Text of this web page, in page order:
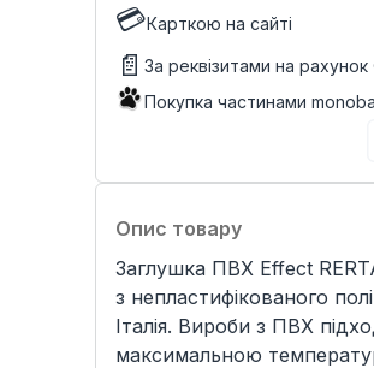
💳Карткою на сайті
📄 За реквізитами на
Покупка частинами
Опис товару
Заглушка ПВХ Effect
з непластифікованого
Італія. Вироби з ПВХ
максимальною